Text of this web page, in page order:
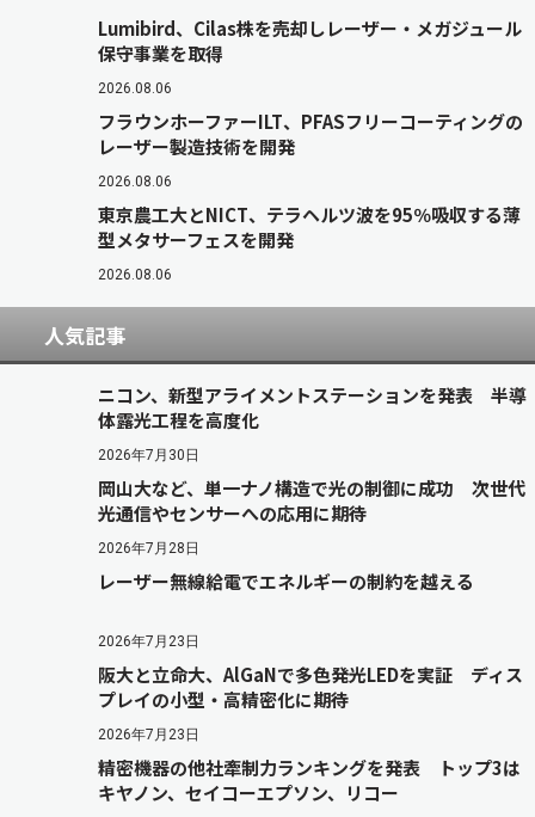
Lumibird、Cilas株を売却しレーザー・メガジュール
保守事業を取得
2026.08.06
フラウンホーファーILT、PFASフリーコーティングの
レーザー製造技術を開発
2026.08.06
東京農工大とNICT、テラヘルツ波を95％吸収する薄
型メタサーフェスを開発
2026.08.06
人気記事
ニコン、新型アライメントステーションを発表 半導
体露光工程を高度化
2026年7月30日
岡山大など、単一ナノ構造で光の制御に成功 次世代
光通信やセンサーへの応用に期待
2026年7月28日
レーザー無線給電でエネルギーの制約を越える
2026年7月23日
阪大と立命大、AlGaNで多色発光LEDを実証 ディス
プレイの小型・高精密化に期待
2026年7月23日
精密機器の他社牽制力ランキングを発表 トップ3は
キヤノン、セイコーエプソン、リコー